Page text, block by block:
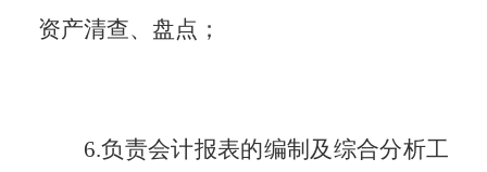
资产清查、盘点 ；
6.负责会计报表的编制及综合分析工